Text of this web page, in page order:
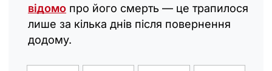
відомо про його смерть — це трапилося
лише за кілька днів після повернення
додому.